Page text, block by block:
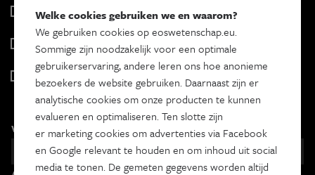
Tracé
Psyche & brein
Tweewekelijks
Iedereen wetenschapper
Maandelijks
Voornaam
Welke cookies gebruiken we en waarom?
We gebruiken cookies op eoswetenschap.eu.
Sommige zijn noodzakelijk voor een optimale
gebruikerservaring, andere leren ons hoe anonieme
bezoekers de website gebruiken. Daarnaast zijn er
analytische cookies om onze producten te kunnen
evalueren en optimaliseren. Ten slotte zijn
er marketing cookies om advertenties via Facebook
en Google relevant te houden en om inhoud uit social
media te tonen. De gemeten gegevens worden altijd